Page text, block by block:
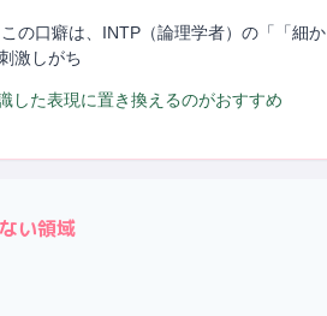
の口癖は、INTP（論理学者）の「「細か
激しがち
した表現に置き換えるのがおすすめ
い領域